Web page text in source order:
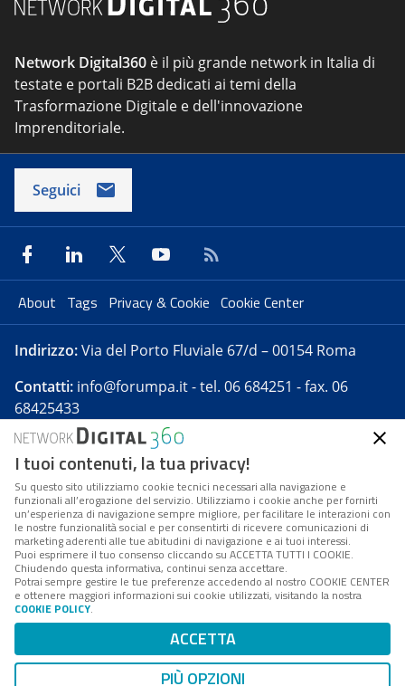
Network Digital360 è il più grande network in Italia di
testate e portali B2B dedicati ai temi della
Trasformazione Digitale e dell'innovazione
Imprenditoriale.
Seguici
About Tags Privacy & Cookie Cookie Center
Indirizzo:Via del Porto Fluviale 67/d – 00154 Roma
Contatti: info@forumpa.it- tel. 06 684251 - fax. 06
68425433
Forumpa.itè una pubblicazione telematica iscritta
presso Registro della stampa del Tribunale di Roma -
Reg. n. 182 del 2 maggio 2008 - Direttore resp. Michela
Stentella
FPA s.r.l. è società soggetta a Direzione e
Coordinamento da parte di Digital360 S.p.A. - FPA s.r.l.
è un'azienda certificata per il sistema di management
Codice Fiscale/Partita IVA n. 10693191008 - R.E.A. Roma
n. 1249791. ISP AWS
Mappa del sito
I tuoi contenuti, la tua privacy!
Su questo sito utilizziamo cookie tecnici necessari alla navigazione e
funzionali all’erogazione del servizio. Utilizziamo i cookie anche per fornirti
un’esperienza di navigazione sempre migliore, per facilitare le interazioni con
le nostre funzionalità social e per consentirti di ricevere comunicazioni di
marketing aderenti alle tue abitudini di navigazione e ai tuoi interessi.
Puoi esprimere il tuo consenso cliccando su ACCETTA TUTTI I COOKIE.
Chiudendo questa informativa, continui senza accettare.
Potrai sempre gestire le tue preferenze accedendo al nostro COOKIE CENTER
e ottenere maggiori informazioni sui cookie utilizzati, visitando la nostra
COOKIE POLICY.
ACCETTA
PIÙ OPZIONI